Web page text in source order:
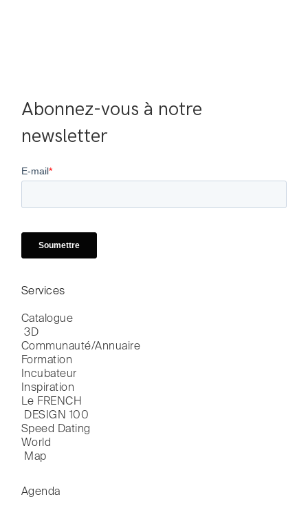
Abonnez-vous à notre
newsletter
Services
Catalogue
3D
Communauté/Annuaire
Formation
Incubateur
Inspiration
Le FRENCH
DESIGN 100
Speed Dating
World
Map
Agenda